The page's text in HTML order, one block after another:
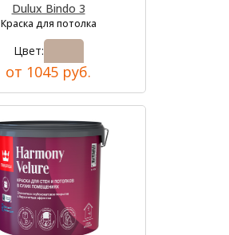
Dulux Bindo 3
Краска для потолка
Цвет:
от 1045 руб.